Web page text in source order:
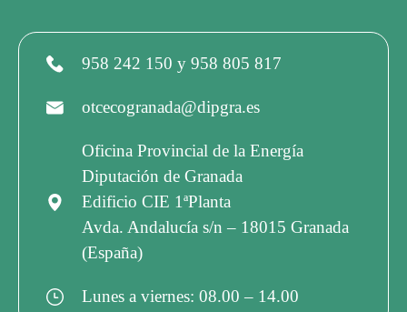
958 242 150 y 958 805 817
otcecogranada@dipgra.es
Oficina Provincial de la Energía
Diputación de Granada
Edificio CIE 1ªPlanta
Avda. Andalucía s/n – 18015 Granada
(España)
Lunes a viernes: 08.00 – 14.00